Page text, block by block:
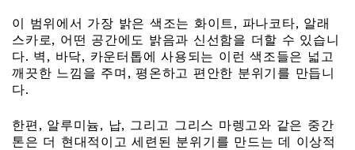
이 범위에서 가장 밝은 색조는 화이트, 파나코타, 알래
스카로, 어떤 공간에도 밝음과 신선함을 더할 수 있습니
다. 벽, 바닥, 카운터톱에 사용되는 이런 색조들은 넓고
깨끗한 느낌을 주며, 평온하고 편안한 분위기를 만듭니
다.
한편, 알루미늄, 납, 그리고 그리스 마렝고와 같은 중간
톤은 더 현대적이고 세련된 분위기를 만드는 데 이상적